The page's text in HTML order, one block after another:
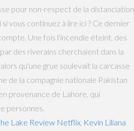
pour non-respect de la distanciation
vous continuez à lire ici ? Ce dernier
Une fois l'incendie éteint, des
des riverains cherchaient dans la
qu'une grue soulevait la carcasse
de la compagnie nationale Pakistan
provenance de Lahore, qui
personnes.
Lake Review Netflix Kevin Liliana